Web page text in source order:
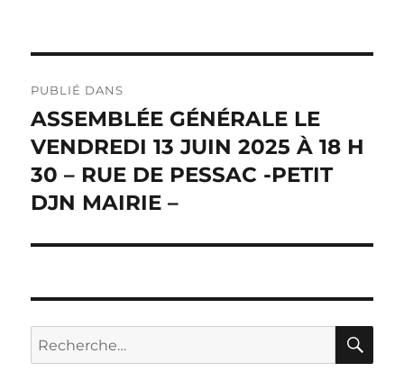
de
l’article
PUBLIÉ DANS
ASSEMBLÉE GÉNÉRALE LE
VENDREDI 13 JUIN 2025 À 18 H
30 – RUE DE PESSAC -PETIT
DJN MAIRIE –
Recherche
pour :